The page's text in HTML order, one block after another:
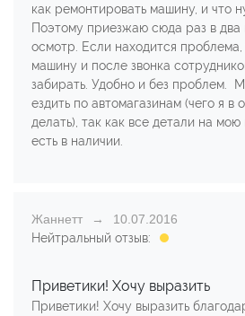
как ремонтировать машину, и что
Поэтому приезжаю сюда раз в
осмотр. Если находится
машину и после звонка
забирать. Удобно и без проблем.
ездить по автомагазинам (чего я
делать), так как все детали на
есть в наличии.
Жаннетт
10.07.2016
Нейтральный отзыв:
Приветики! Хочу выразить
Приветики! Хочу выразить